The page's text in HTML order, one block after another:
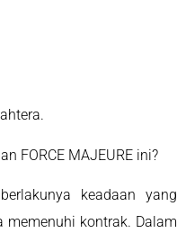
FORCE MAJEURE ini?
keadaan yang
memenuhi kontrak. Dalam